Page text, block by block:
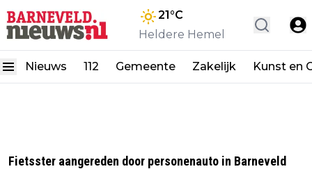
21°C
Heldere Hemel
Nieuws 112 Gemeente Zakelijk Kunst en
Fietsster aangereden door personenauto in Barneveld